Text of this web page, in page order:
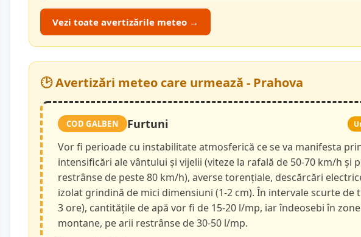
Vezi toate avertizările meteo →
🕑 Avertizări meteo care urmează - Prahova
COD GALBEN Furtuni
Vor fi perioade cu instabilitate atmosferică ce se va manifesta
intensificări ale vântului și vijelii (viteze la rafală de 50-70 km/h și
restrânse de peste 80 km/h), averse torențiale, descărcări
izolat grindină de mici dimensiuni (1-2 cm). În intervale scurte de
3 ore), cantitățile de apă vor fi de 15-20 l/mp, iar îndeosebi în
montane, pe arii restrânse de 30-50 l/mp.